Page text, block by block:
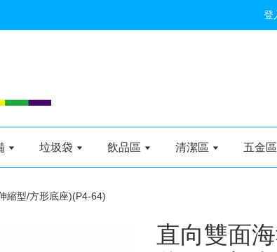
登
垃圾袋 飲品區 清潔區 五金區
縮型/方形底座)(P4-64)
直向雙面